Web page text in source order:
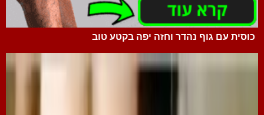
כוסית עם גוף נהדר וחזה יפה בקטע טוב